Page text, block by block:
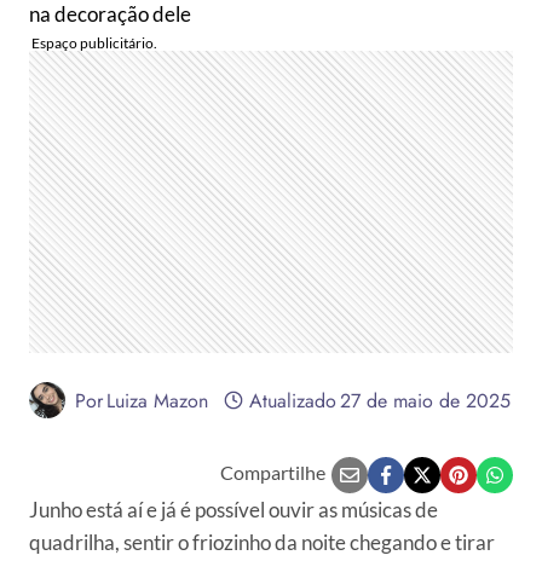
na decoração dele
PorLuiza Mazon Atualizado27 de maio de 2025
Compartilhe
Junho está aí e já é possível ouvir as músicas de
quadrilha, sentir o friozinho da noite chegando e tirar